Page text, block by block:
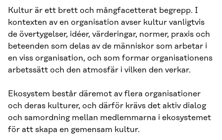
Kultur är ett brett och mångfacetterat begrepp. I
kontexten av en organisation avser kultur vanligtvis
de övertygelser, idéer, värderingar, normer, praxis och
beteenden som delas av de människor som arbetar i
en viss organisation, och som formar organisationens
arbetssätt och den atmosfär i vilken den verkar.
Ekosystem består däremot av flera organisationer
och deras kulturer, och därför krävs det aktiv dialog
och samordning mellan medlemmarna i ekosystemet
för att skapa en gemensam kultur.